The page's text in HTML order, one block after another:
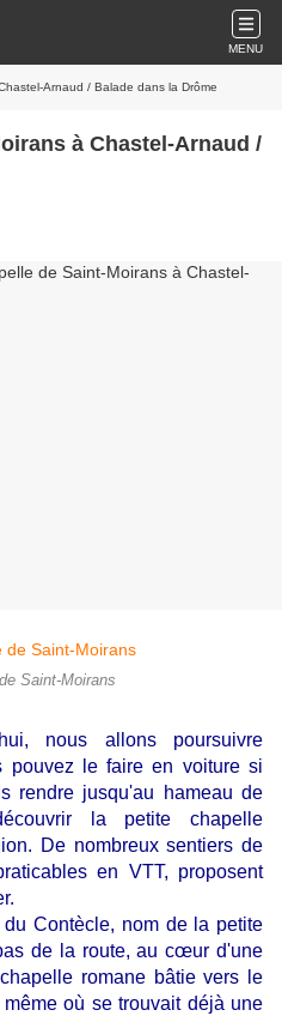
MENU
Arnaud / Balade dans la Drôme
à Chastel-Arnaud /
Saint-Moirans
nous allons poursuivre
pouvez le faire en voiture si
rendre jusqu'au hameau de
la petite chapelle
De nombreux sentiers de
en VTT, proposent
Contècle, nom de la petite
de la route, au cœur d'une
romane bâtie vers le
où se trouvait déjà une